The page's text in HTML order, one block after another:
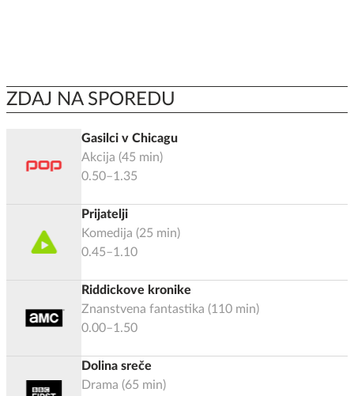
ZDAJ NA SPOREDU
Gasilci v Chicagu
Akcija (45 min)
0.50–1.35
Prijatelji
Komedija (25 min)
0.45–1.10
Riddickove kronike
Znanstvena fantastika (110 min)
0.00–1.50
Dolina sreče
Drama (65 min)